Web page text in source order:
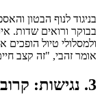
בניגוד לנוף הבטון
בבוקר ורואים שדות.
ולמסלולי טיול
אומר זהבי, "זה קצב
3. נגישות: קרוב יותר ממה שחשבתם